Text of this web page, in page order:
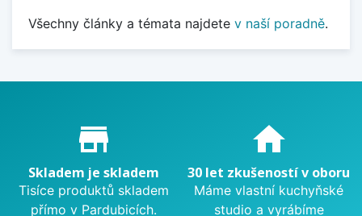
Všechny články a témata najdete v naší poradně.
Proč nakupovat u nás?
store_mall_directory
Skladem je skladem
Tisíce produktů skladem
přímo v Pardubicích.
home
30 let zkušeností v oboru
Máme vlastní kuchyňské
studio a vyrábíme